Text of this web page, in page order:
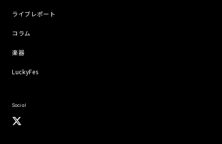
ライブレポート
コラム
楽器
LuckyFes
Social